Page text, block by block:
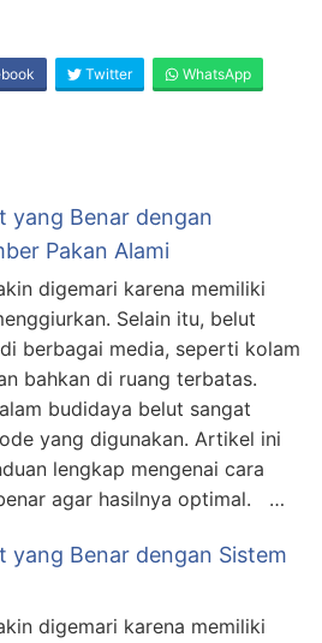
Twitter WhatsApp
yang Benar dengan
Pakan Alami
digemari karena memiliki
Selain itu, belut
berbagai media, seperti kolam
bahkan di ruang terbatas.
budidaya belut sangat
yang digunakan. Artikel ini
lengkap mengenai cara
agar hasilnya optimal. …
yang Benar dengan Sistem
digemari karena memiliki